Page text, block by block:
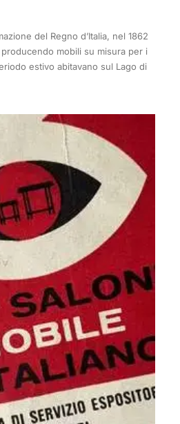
del Regno d’Italia, nel 1862
mobili su misura per i
estivo abitavano sul Lago di